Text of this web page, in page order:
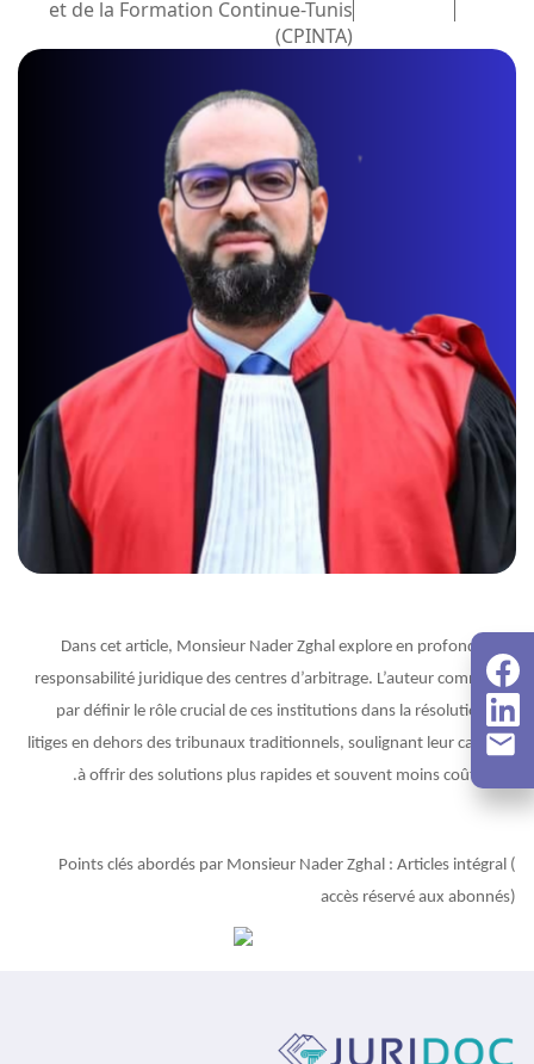
et de la Formation Continue-Tunis
(CPINTA)
Dans cet article, Monsieur Nader Zghal explore en profondeur la
responsabilité juridique des centres d’arbitrage. L’auteur commence
par définir le rôle crucial de ces institutions dans la résolution des
litiges en dehors des tribunaux traditionnels, soulignant leur capacité
à offrir des solutions plus rapides et souvent moins coûteuses.
Points clés abordés par Monsieur Nader Zghal : Articles intégral (
accès réservé aux abonnés)